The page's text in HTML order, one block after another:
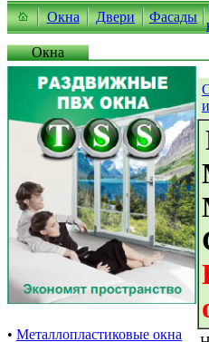
Окна Двери Фасады
Окна
• Металлопластиковые окна